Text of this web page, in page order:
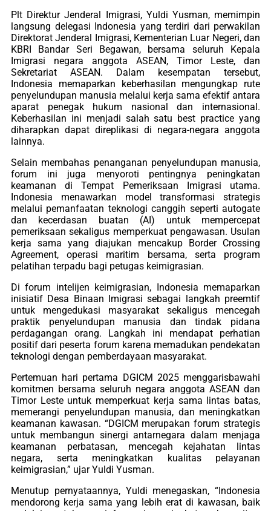
Plt Direktur Jenderal Imigrasi, Yuldi Yusman, memimpin
langsung delegasi Indonesia yang terdiri dari perwakilan
Direktorat Jenderal Imigrasi, Kementerian Luar Negeri, dan
KBRI Bandar Seri Begawan, bersama seluruh Kepala
Imigrasi negara anggota ASEAN, Timor Leste, dan
Sekretariat ASEAN. Dalam kesempatan tersebut,
Indonesia memaparkan keberhasilan mengungkap rute
penyelundupan manusia melalui kerja sama efektif antara
aparat penegak hukum nasional dan internasional.
Keberhasilan ini menjadi salah satu best practice yang
diharapkan dapat direplikasi di negara-negara anggota
lainnya.
Selain membahas penanganan penyelundupan manusia,
forum ini juga menyoroti pentingnya peningkatan
keamanan di Tempat Pemeriksaan Imigrasi utama.
Indonesia menawarkan model transformasi strategis
melalui pemanfaatan teknologi canggih seperti autogate
dan kecerdasan buatan (AI) untuk mempercepat
pemeriksaan sekaligus memperkuat pengawasan. Usulan
kerja sama yang diajukan mencakup Border Crossing
Agreement, operasi maritim bersama, serta program
pelatihan terpadu bagi petugas keimigrasian.
Di forum intelijen keimigrasian, Indonesia memaparkan
inisiatif Desa Binaan Imigrasi sebagai langkah preemtif
untuk mengedukasi masyarakat sekaligus mencegah
praktik penyelundupan manusia dan tindak pidana
perdagangan orang. Langkah ini mendapat perhatian
positif dari peserta forum karena memadukan pendekatan
teknologi dengan pemberdayaan masyarakat.
Pertemuan hari pertama DGICM 2025 menggarisbawahi
komitmen bersama seluruh negara anggota ASEAN dan
Timor Leste untuk memperkuat kerja sama lintas batas,
memerangi penyelundupan manusia, dan meningkatkan
keamanan kawasan. “DGICM merupakan forum strategis
untuk membangun sinergi antarnegara dalam menjaga
keamanan perbatasan, mencegah kejahatan lintas
negara, serta meningkatkan kualitas pelayanan
keimigrasian,” ujar Yuldi Yusman.
Menutup pernyataannya, Yuldi menegaskan, “Indonesia
mendorong kerja sama yang lebih erat di kawasan, baik